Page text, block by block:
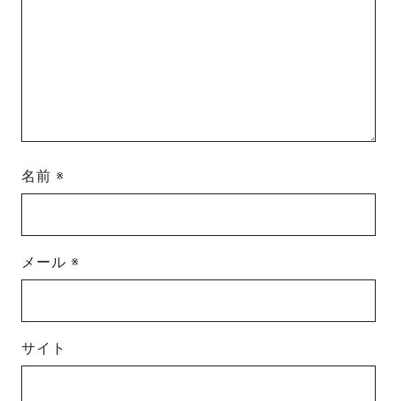
名前※
メール※
サイト